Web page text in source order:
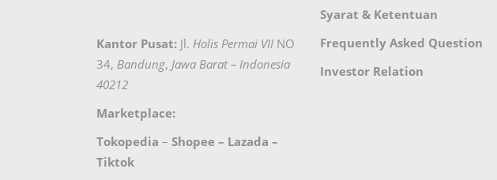
Kantor Pusat: Jl. Holis Permai VII NO
34, Bandung, Jawa Barat – Indonesia
40212
Marketplace:
Tokopedia – Shopee – Lazada –
Tiktok
Syarat & Ketentuan
Frequently Asked Question
Investor Relation